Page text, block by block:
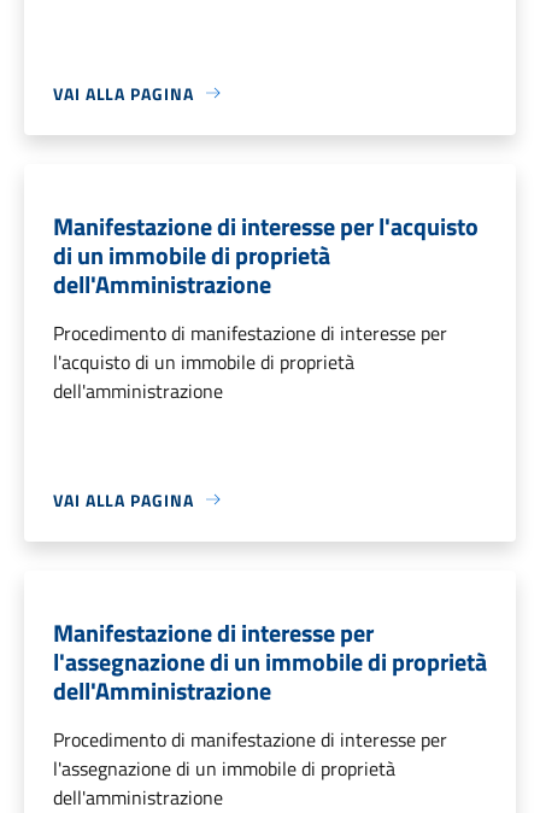
VAI ALLA PAGINA
Manifestazione di interesse per l'acquisto
di un immobile di proprietà
dell'Amministrazione
Procedimento di manifestazione di interesse per
l'acquisto di un immobile di proprietà
dell'amministrazione
VAI ALLA PAGINA
Manifestazione di interesse per
l'assegnazione di un immobile di proprietà
dell'Amministrazione
Procedimento di manifestazione di interesse per
l'assegnazione di un immobile di proprietà
dell'amministrazione